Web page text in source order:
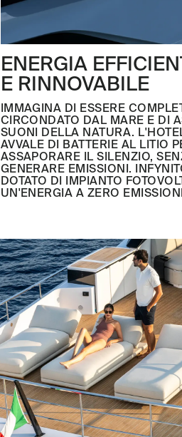
ENERGIA
E RINNOVABILE
IMMAGINA DI ESSERE
CIRCONDATO DAL MARE E DI
SUONI DELLA NATURA.
AVVALE DI BATTERIE AL LITIO
ASSAPORARE IL SILENZIO,
GENERARE EMISSIONI.
DOTATO DI IMPIANTO
UN'ENERGIA A ZERO